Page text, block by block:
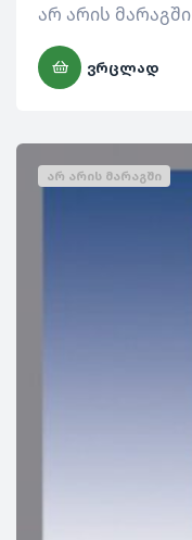
არ არის მარაგში
ᲕᲠᲪᲚᲐᲓ
ᲐᲠ ᲐᲠᲘᲡ ᲛᲐᲠᲐᲒᲨᲘ